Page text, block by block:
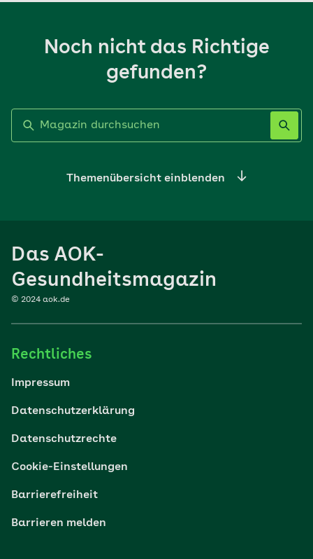
Noch nicht das Richtige
gefunden?
Themenübersicht einblenden
Sport
Reisen
Wohlbefinden
Digital gesund
Das AOK-
Gesundheitsmagazin
© 2024 aok.de
Rechtliches
Impressum
Datenschutzerklärung
Datenschutzrechte
Cookie-Einstellungen
Barrierefreiheit
Barrieren melden